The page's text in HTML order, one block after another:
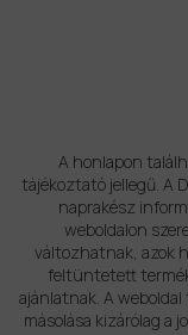
A honlapon
tájékoztató jellegű. A
naprakész
weboldalon
változhatnak, azok
feltüntetett
ajánlatnak. A
másolása kizárólag a